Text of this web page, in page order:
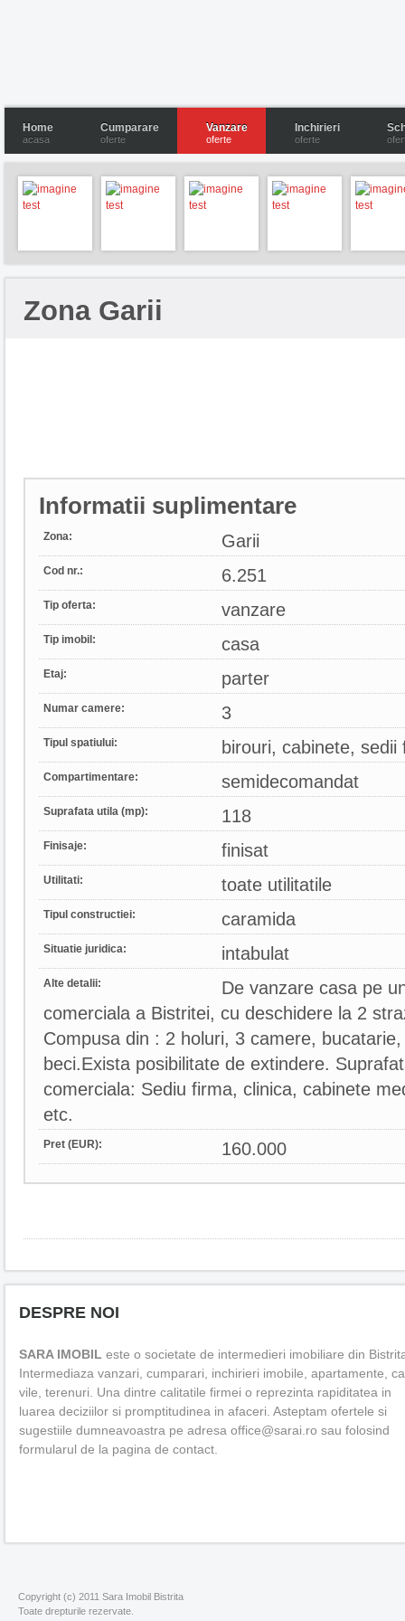
Home
acasa
Cumparare
oferte
Vanzare
oferte
Inchirieri
oferte
Zona Garii
Informatii suplimentare
Zona: Garii
Cod nr.: 6.251
Tip oferta: vanzare
Tip imobil: casa
Etaj: parter
Numar camere: 3
Tipul spatiului: birouri, cabinete, sedii
Compartimentare: semidecomandat
Suprafata utila (mp): 118
Finisaje: finisat
Utilitati: toate utilitatile
Tipul constructiei: caramida
Situatie juridica: intabulat
Alte detalii:
De vanzare casa pe
comerciala a Bistritei, cu deschidere la 2
Compusa din : 2 holuri, 3 camere,
beci.Exista posibilitate de extindere.
comerciala: Sediu firma, clinica, cabinete
etc.
Pret (EUR): 160.000
DESPRE NOI
SARA IMOBIL este o societate de intermedieri imobiliare din
Intermediaza vanzari, cumparari, inchirieri imobile, apartamente,
vile, terenuri. Una dintre calitatile firmei o reprezinta rapiditatea in
luarea deciziilor si promptitudinea in afaceri. Asteptam ofertele si
sugestiile dumneavoastra pe adresa office@sarai.ro sau folosind
formularul de la pagina de contact.
Copyright (c) 2011 Sara Imobil Bistrita
Toate drepturile rezervate.